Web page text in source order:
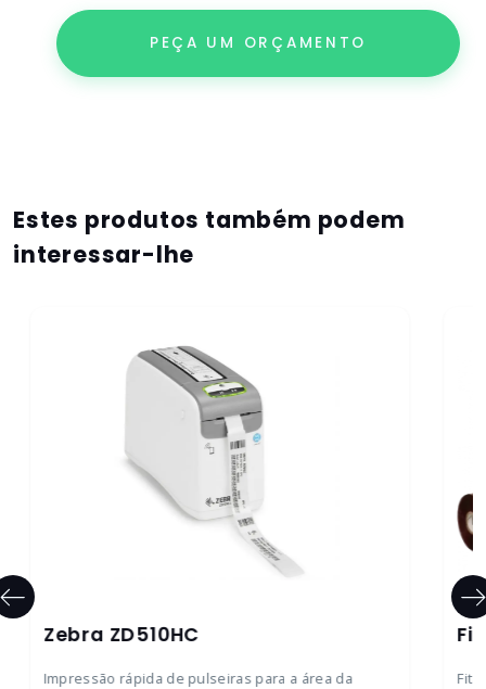
PEÇA UM ORÇAMENTO
Estes produtos também podem
interessar-lhe
Zebra ZD510HC
Impressão rápida de pulseiras para a área da